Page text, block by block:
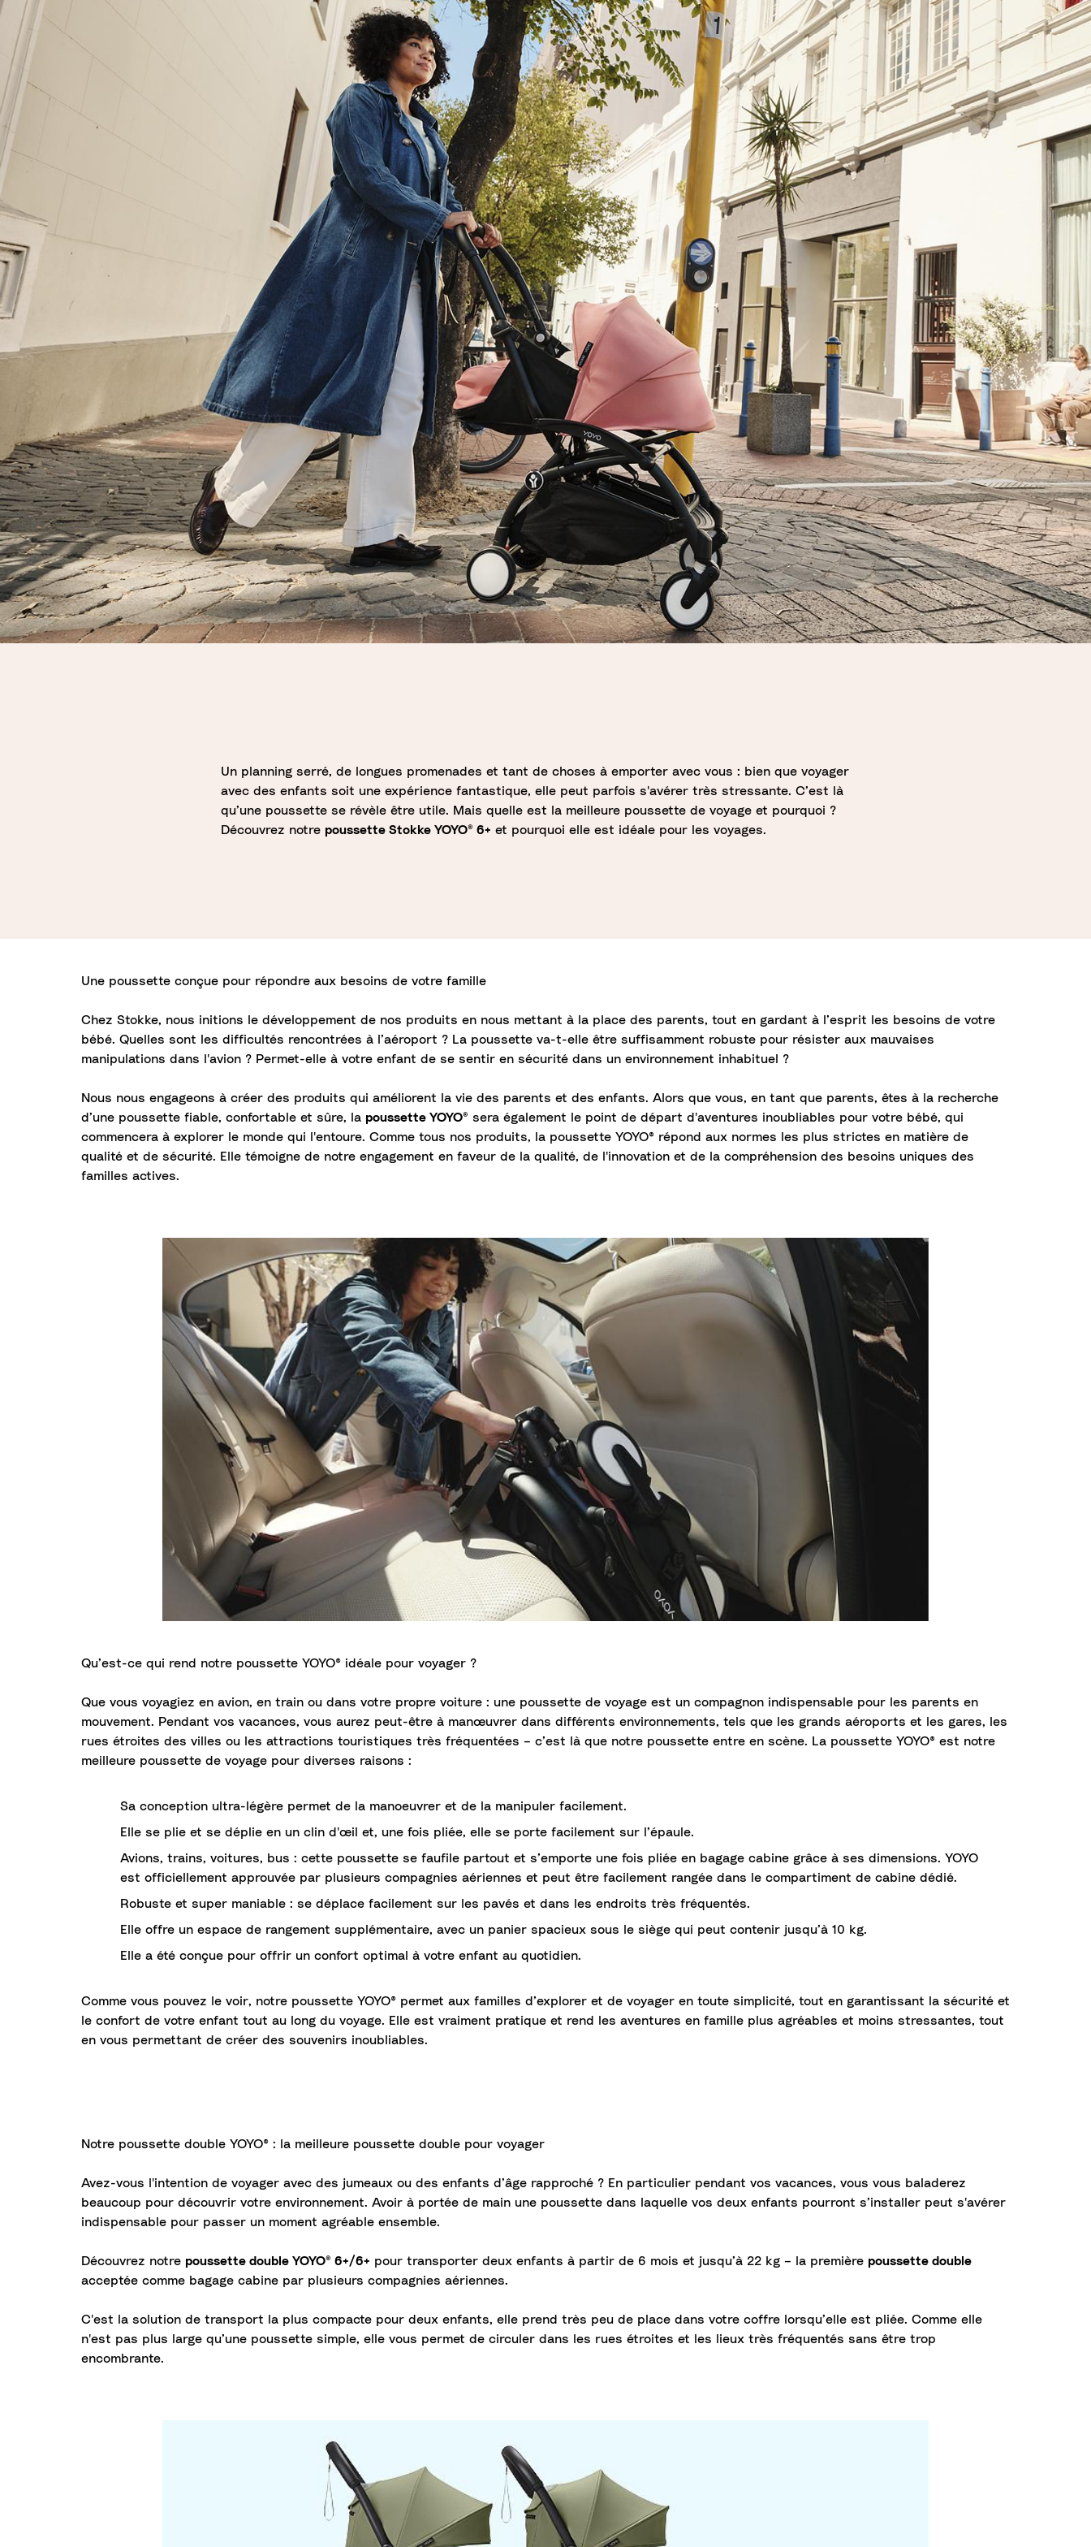
Un planning serré, de longues promenades et tant de choses à emporter avec vous : bien que voyager
avec des enfants soit une expérience fantastique, elle peut parfois s'avérer très stressante. C’est là
qu’une poussette se révèle être utile. Mais quelle est la meilleure poussette de voyage et pourquoi ?
Découvrez notre poussette Stokke YOYO® 6+ et pourquoi elle est idéale pour les voyages.
Une poussette conçue pour répondre aux besoins de votre famille
Chez Stokke, nous initions le développement de nos produits en nous mettant à la place des parents, tout en gardant à l’esprit les besoins de votre
bébé. Quelles sont les difficultés rencontrées à l’aéroport ? La poussette va-t-elle être suffisamment robuste pour résister aux mauvaises
manipulations dans l'avion ? Permet-elle à votre enfant de se sentir en sécurité dans un environnement inhabituel ?
Nous nous engageons à créer des produits qui améliorent la vie des parents et des enfants. Alors que vous, en tant que parents, êtes à la recherche
d’une poussette fiable, confortable et sûre, la poussette YOYO® sera également le point de départ d'aventures inoubliables pour votre bébé, qui
commencera à explorer le monde qui l'entoure. Comme tous nos produits, la poussette YOYO® répond aux normes les plus strictes en matière de
qualité et de sécurité. Elle témoigne de notre engagement en faveur de la qualité, de l'innovation et de la compréhension des besoins uniques des
familles actives.
Qu’est-ce qui rend notre poussette YOYO® idéale pour voyager ?
Que vous voyagiez en avion, en train ou dans votre propre voiture : une poussette de voyage est un compagnon indispensable pour les parents en
mouvement. Pendant vos vacances, vous aurez peut-être à manœuvrer dans différents environnements, tels que les grands aéroports et les gares, les
rues étroites des villes ou les attractions touristiques très fréquentées – c’est là que notre poussette entre en scène. La poussette YOYO® est notre
meilleure poussette de voyage pour diverses raisons :
Sa conception ultra-légère permet de la manoeuvrer et de la manipuler facilement.
Elle se plie et se déplie en un clin d'œil et, une fois pliée, elle se porte facilement sur l’épaule.
Avions, trains, voitures, bus : cette poussette se faufile partout et s’emporte une fois pliée en bagage cabine grâce à ses dimensions. YOYO
est officiellement approuvée par plusieurs compagnies aériennes et peut être facilement rangée dans le compartiment de cabine dédié.
Robuste et super maniable : se déplace facilement sur les pavés et dans les endroits très fréquentés.
Elle offre un espace de rangement supplémentaire, avec un panier spacieux sous le siège qui peut contenir jusqu’à 10 kg.
Elle a été conçue pour offrir un confort optimal à votre enfant au quotidien.
Comme vous pouvez le voir, notre poussette YOYO® permet aux familles d’explorer et de voyager en toute simplicité, tout en garantissant la sécurité et
le confort de votre enfant tout au long du voyage. Elle est vraiment pratique et rend les aventures en famille plus agréables et moins stressantes, tout
en vous permettant de créer des souvenirs inoubliables.
Notre poussette double YOYO® : la meilleure poussette double pour voyager
Avez-vous l'intention de voyager avec des jumeaux ou des enfants d’âge rapproché ? En particulier pendant vos vacances, vous vous baladerez
beaucoup pour découvrir votre environnement. Avoir à portée de main une poussette dans laquelle vos deux enfants pourront s’installer peut s'avérer
indispensable pour passer un moment agréable ensemble.
Découvrez notre poussette double YOYO® 6+/6+ pour transporter deux enfants à partir de 6 mois et jusqu’à 22 kg – la première poussette double
acceptée comme bagage cabine par plusieurs compagnies aériennes.
C'est la solution de transport la plus compacte pour deux enfants, elle prend très peu de place dans votre coffre lorsqu’elle est pliée. Comme elle
n'est pas plus large qu’une poussette simple, elle vous permet de circuler dans les rues étroites et les lieux très fréquentés sans être trop
encombrante.